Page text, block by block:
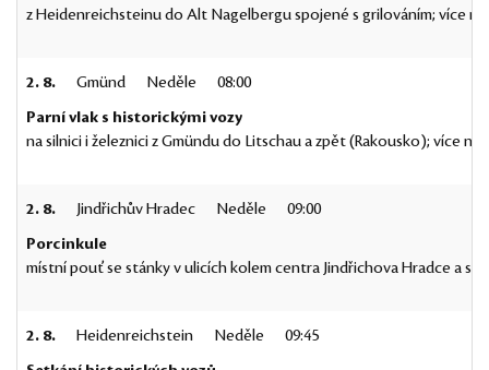
z Heidenreichsteinu do Alt Nagelbergu spojené s grilováním; více na
2. 8. Gmünd Neděle
08:00
Parní vlak s historickými vozy
na silnici i železnici z Gmündu do Litschau a zpět (Rakousko); více
2. 8. Jindřichův Hradec Neděle
09:00
Porcinkule
místní pouť se stánky v ulicích kolem centra Jindřichova Hradce a s
2. 8. Heidenreichstein Neděle
09:45